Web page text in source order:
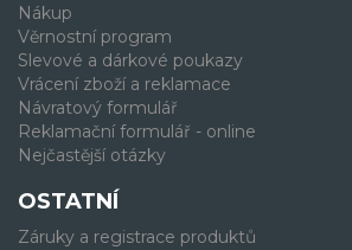
Nákup
Věrnostní program
Slevové a dárkové poukazy
Vrácení zboží a reklamace
Návratový formulář
Reklamační formulář - online
Nejčastější otázky
OSTATNÍ
Záruky a registrace produktů